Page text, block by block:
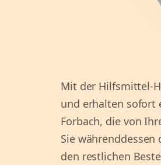
Mit der Hilfsmittel-
und erhalten sofort
Forbach, die von
Sie
den restlichen